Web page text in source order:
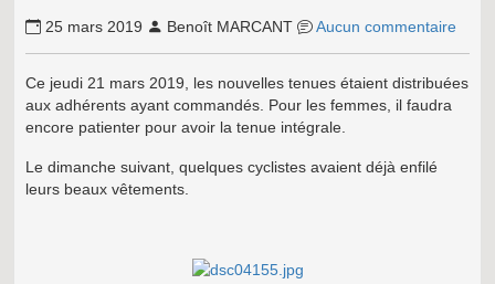
25 mars 2019 Benoît MARCANT Aucun commentaire
Ce jeudi 21 mars 2019, les nouvelles tenues étaient distribuées
aux adhérents ayant commandés. Pour les femmes, il faudra
encore patienter pour avoir la tenue intégrale.
Le dimanche suivant, quelques cyclistes avaient déjà enfilé
leurs beaux vêtements.